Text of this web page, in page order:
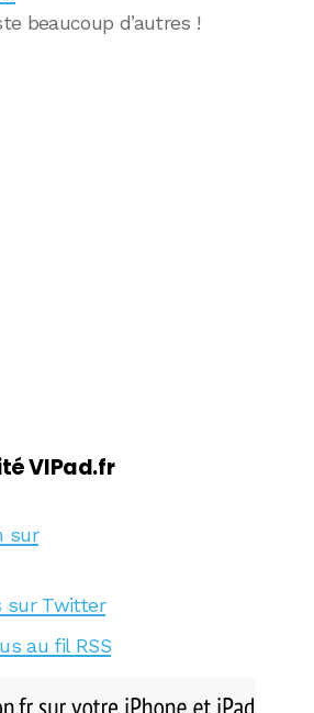
beaucoup d’autres !
VIPad.fr
sur
sur Twitter
au fil RSS